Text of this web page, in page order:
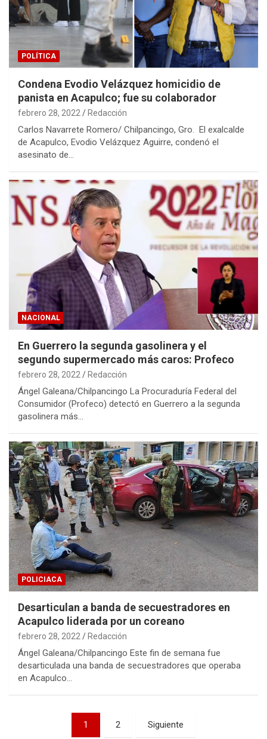
POLÍTICA
Condena Evodio Velázquez homicidio de
panista en Acapulco; fue su colaborador
febrero 28, 2022 Redacción
Carlos Navarrete Romero/ Chilpancingo, Gro. El exalcalde
de Acapulco, Evodio Velázquez Aguirre, condenó el
asesinato de…
NACIONAL
En Guerrero la segunda gasolinera y el
segundo supermercado más caros: Profeco
febrero 28, 2022 Redacción
Ángel Galeana/Chilpancingo La Procuraduría Federal del
Consumidor (Profeco) detectó en Guerrero a la segunda
gasolinera más…
POLICIACA
Desarticulan a banda de secuestradores en
Acapulco liderada por un coreano
febrero 28, 2022 Redacción
Ángel Galeana/Chilpancingo Este fin de semana fue
desarticulada una banda de secuestradores que operaba
en Acapulco…
Navegación
1 2 Siguiente